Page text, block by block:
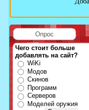
Опрос
Чего стоит больше
добавлять на сайт?
WiKi
Модов
Скинов
Программ
Серверов
Моделей оружия